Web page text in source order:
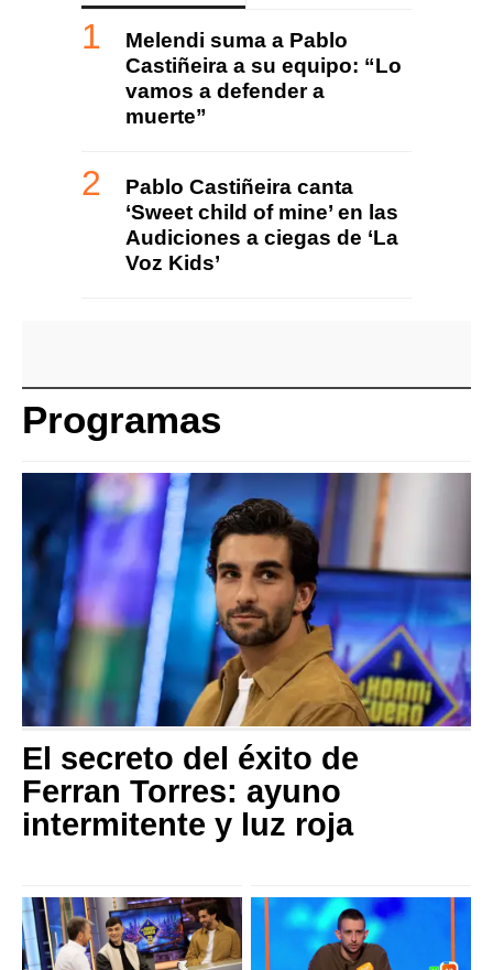
Melendi suma a Pablo
Castiñeira a su equipo: “Lo
vamos a defender a
muerte”
Pablo Castiñeira canta
‘Sweet child of mine’ en las
Audiciones a ciegas de ‘La
Voz Kids’
Programas
El secreto del éxito de
Ferran Torres: ayuno
intermitente y luz roja